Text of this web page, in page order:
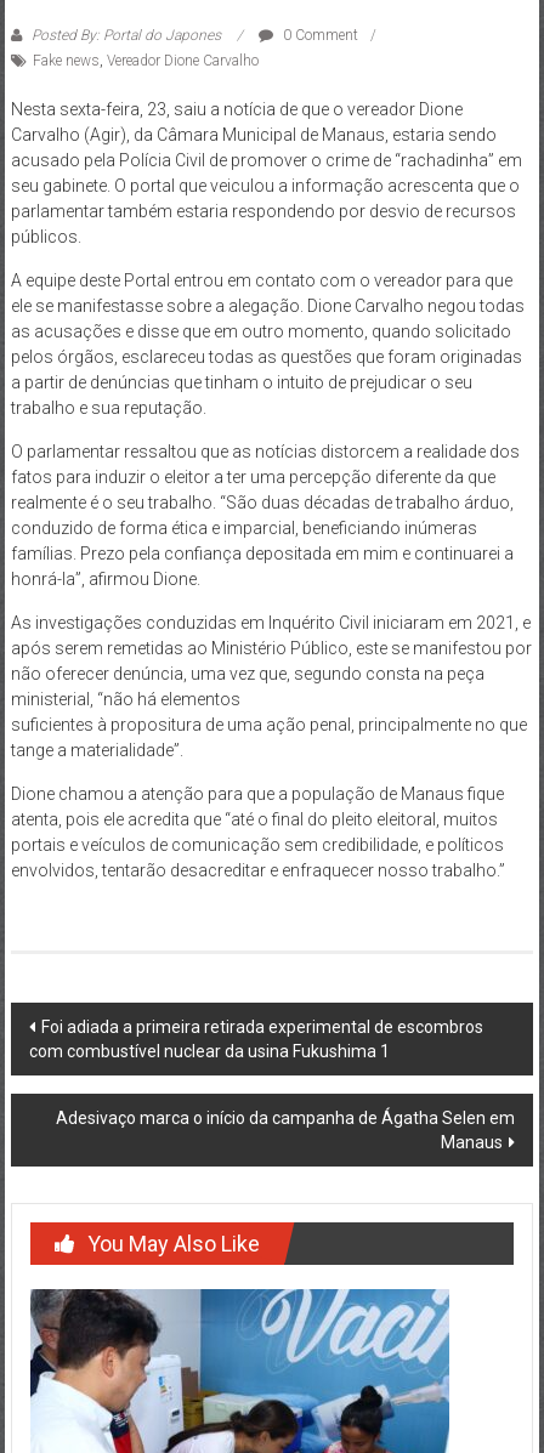
Posted By: Portal do Japones
0 Comment
Fake news Vereador Dione Carvalho
Nesta sexta-feira, 23, saiu a notícia de que o vereador Dione
Carvalho (Agir), da Câmara Municipal de Manaus, estaria sendo
acusado pela Polícia Civil de promover o crime de “rachadinha” em
seu gabinete. O portal que veiculou a informação acrescenta que o
parlamentar também estaria respondendo por desvio de recursos
públicos.
A equipe deste Portal entrou em contato com o vereador para que
ele se manifestasse sobre a alegação. Dione Carvalho negou todas
as acusações e disse que em outro momento, quando solicitado
pelos órgãos, esclareceu todas as questões que foram originadas
a partir de denúncias que tinham o intuito de prejudicar o seu
trabalho e sua reputação.
O parlamentar ressaltou que as notícias distorcem a realidade dos
fatos para induzir o eleitor a ter uma percepção diferente da que
realmente é o seu trabalho. “São duas décadas de trabalho árduo,
conduzido de forma ética e imparcial, beneficiando inúmeras
famílias. Prezo pela confiança depositada em mim e continuarei a
honrá-la”, afirmou Dione.
As investigações conduzidas em Inquérito Civil iniciaram em 2021, e
após serem remetidas ao Ministério Público, este se manifestou por
não oferecer denúncia, uma vez que, segundo consta na peça
ministerial, “não há elementos
suficientes à propositura de uma ação penal, principalmente no que
tange a materialidade”.
Dione chamou a atenção para que a população de Manaus fique
atenta, pois ele acredita que “até o final do pleito eleitoral, muitos
portais e veículos de comunicação sem credibilidade, e políticos
envolvidos, tentarão desacreditar e enfraquecer nosso trabalho.”
Post
navigation
Foi adiada a primeira retirada experimental de escombros
com combustível nuclear da usina Fukushima 1
Adesivaço marca o início da campanha de Ágatha Selen em
Manaus
You May Also Like